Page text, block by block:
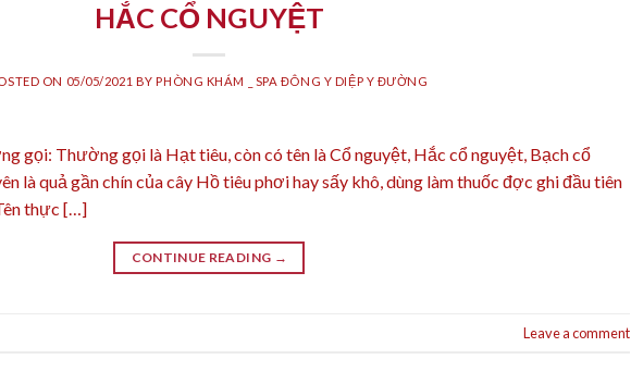
HẮC CỔ NGUYỆT
ON 05/05/2021 BYPHÒNG KHÁM _ SPA ĐÔNG Y DIỆP Y ĐƯỜNG
gọi: Thường gọi là Hạt tiêu, còn có tên là Cổ nguyệt, Hắc cổ nguyệt, Bạch cổ
là quả gần chín của cây Hồ tiêu phơi hay sấy khô, dùng làm thuốc đợc ghi đầu tiên
thực […]
CONTINUE READING →
Leave a comment